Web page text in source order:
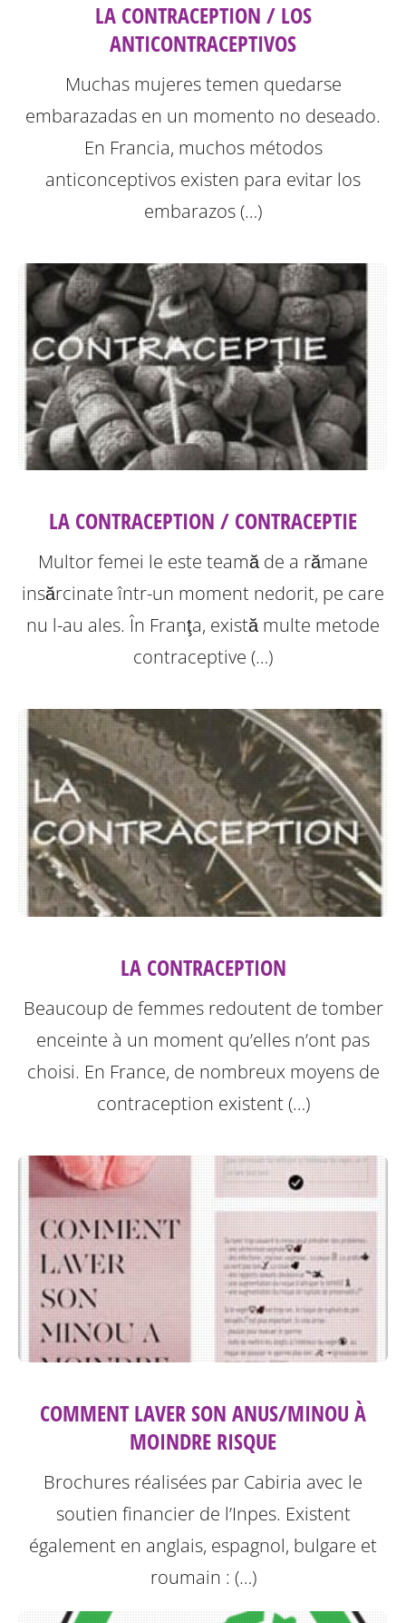
LA CONTRACEPTION / LOS
ANTICONTRACEPTIVOS
Muchas mujeres temen quedarse
embarazadas en un momento no deseado.
En Francia, muchos métodos
anticonceptivos existen para evitar los
embarazos (…)
LA CONTRACEPTION / CONTRACEPTIE
Multor femei le este teamă de a rămane
insărcinate într-un moment nedorit, pe care
nu l-au ales. În Franţa, există multe metode
contraceptive (…)
LA CONTRACEPTION
Beaucoup de femmes redoutent de tomber
enceinte à un moment qu’elles n’ont pas
choisi. En France, de nombreux moyens de
contraception existent (…)
COMMENT LAVER SON ANUS/MINOU À
MOINDRE RISQUE
Brochures réalisées par Cabiria avec le
soutien financier de l’Inpes. Existent
également en anglais, espagnol, bulgare et
roumain : (…)